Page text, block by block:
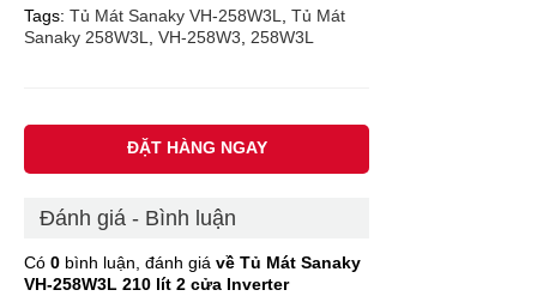
Tags: Tủ Mát Sanaky VH-258W3L, Tủ Mát
Sanaky 258W3L, VH-258W3, 258W3L
ĐẶT HÀNG NGAY
Đánh giá - Bình luận
Có 0 bình luận, đánh giá về Tủ Mát Sanaky
VH-258W3L 210 lít 2 cửa Inverter